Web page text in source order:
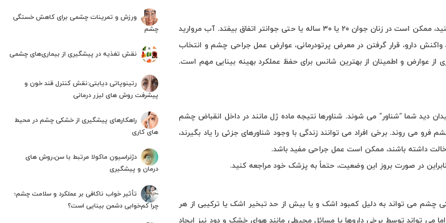
احتمالاً وقتی آب مروارید را تصور می کنید به افراد مسن فکر می کنید، ممکن است در زنان جوان ۲۰ یا ۳۰ ساله یا حتی جوانتر اتفاق بیفتد. آب مروارید
دارو، قرار گرفتن در معرض پرتودرمانی، عوارض عمل جراحی چشم و انتخاب
عوارض و اطمینان از بهترین شانس برای حفظ عملکرد بهینه بینایی مهم است.
دید شما “شناور” می شوند. شناورها نتیجه ماده ژل مانند در داخل انقباض چشم
می روند. برخی افراد می توانند زندگی با وجود شناورهای جزئی را یاد بگیرند،
دخالت داشته باشند، ممکن است عمل جراحی مفید باشد.
در صورت بروز این وضعیت، حتماً به پزشک خود مراجعه کنید.
چشم می تواند به دلیل کمبود اشک و یا بیش از حد تبخیر اشک یا ترکیبی از هر
تواند توسط برخی داروها یا مسائل محیطی مانند هوای خشک و دود نیز ایجاد
ورزش و تمرینات چشمی برای کاهش خستگی
چشم
نقش تغذیه در پیشگیری از بیماری‌های چشمی
رتینوپاتی دیابتی:نقش کنترل قند خون و
پیشرفت روش های لیزر درمانی
راهکارهای پیشگیری از خشکی چشم در محیط
های کاری
دژنراسیون ماکولا مرتبط با سن،روش های
درمان و پیشگیری
تأثیر خواب ناکافی بر عملکرد و سلامت چشم؛
چرا کم‌خوابی دشمن بینایی است؟